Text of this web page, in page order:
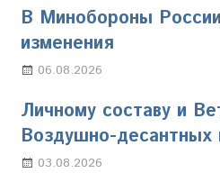
В Минобороны
изменения
06.08.2026
Личному составу и
Воздушно-десантных
03.08.2026